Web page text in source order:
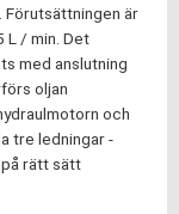
Förutsättningen är
L / min. Det
med anslutning
oljan
och
tre ledningar -
rätt sätt